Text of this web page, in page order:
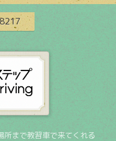
所まで教習車で来てくれる